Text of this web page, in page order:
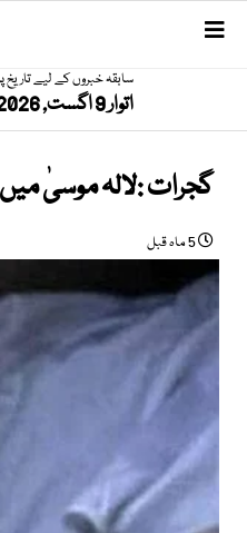
سابقہ خبروں کے لیے
اتوار 9 اگست, 2026
گجرات :لالہ موسیٰ میں نامعلوم
5 ماہ قبل